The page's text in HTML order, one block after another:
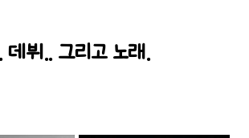
데뷔.. 그리고 노래.